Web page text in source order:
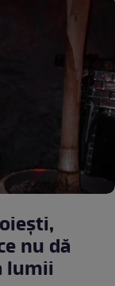
nu dă
lumii